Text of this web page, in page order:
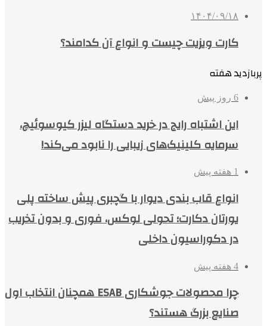
۱۴۰۴/۰۹/۱۸
کارت ویزیت چیست و انواع آن کدامند؟
پربازدید هفته
6 روز پیش
این اشتباه رایج در خرید دستگاه لیزر کیوسوئیچ،
سرمایه کلینیک‌های زیبایی را نابود می‌کند!
1 هفته پیش
انواع قاب بندی دیوار با گچبری پیش ساخته پلی
یورتان دکارت؛ تحولی لوکس، فوری و بدون تخریب
در دکوراسیون داخلی
4 هفته پیش
چرا محصولات جوشکاری ESAB همچنان انتخاب اول
صنایع بزرگ هستند؟